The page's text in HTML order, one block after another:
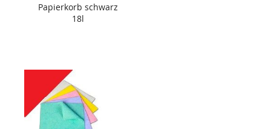
Papierkorb schwarz
18l